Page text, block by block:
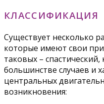
КЛАССИФИКАЦИЯ
Существует несколько
которые имеют свои
таковых –
большинстве случаев и
центральных
возникновения: